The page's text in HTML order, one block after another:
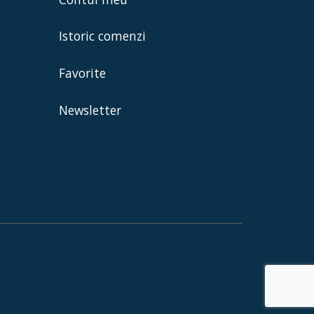
Istoric comenzi
Favorite
Newsletter